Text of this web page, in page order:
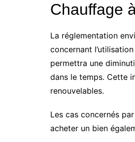
Chauffage
La réglementation
concernant
permettra une
dans le temps. Cette
renouvelables.
Les cas concernés
acheter un bien